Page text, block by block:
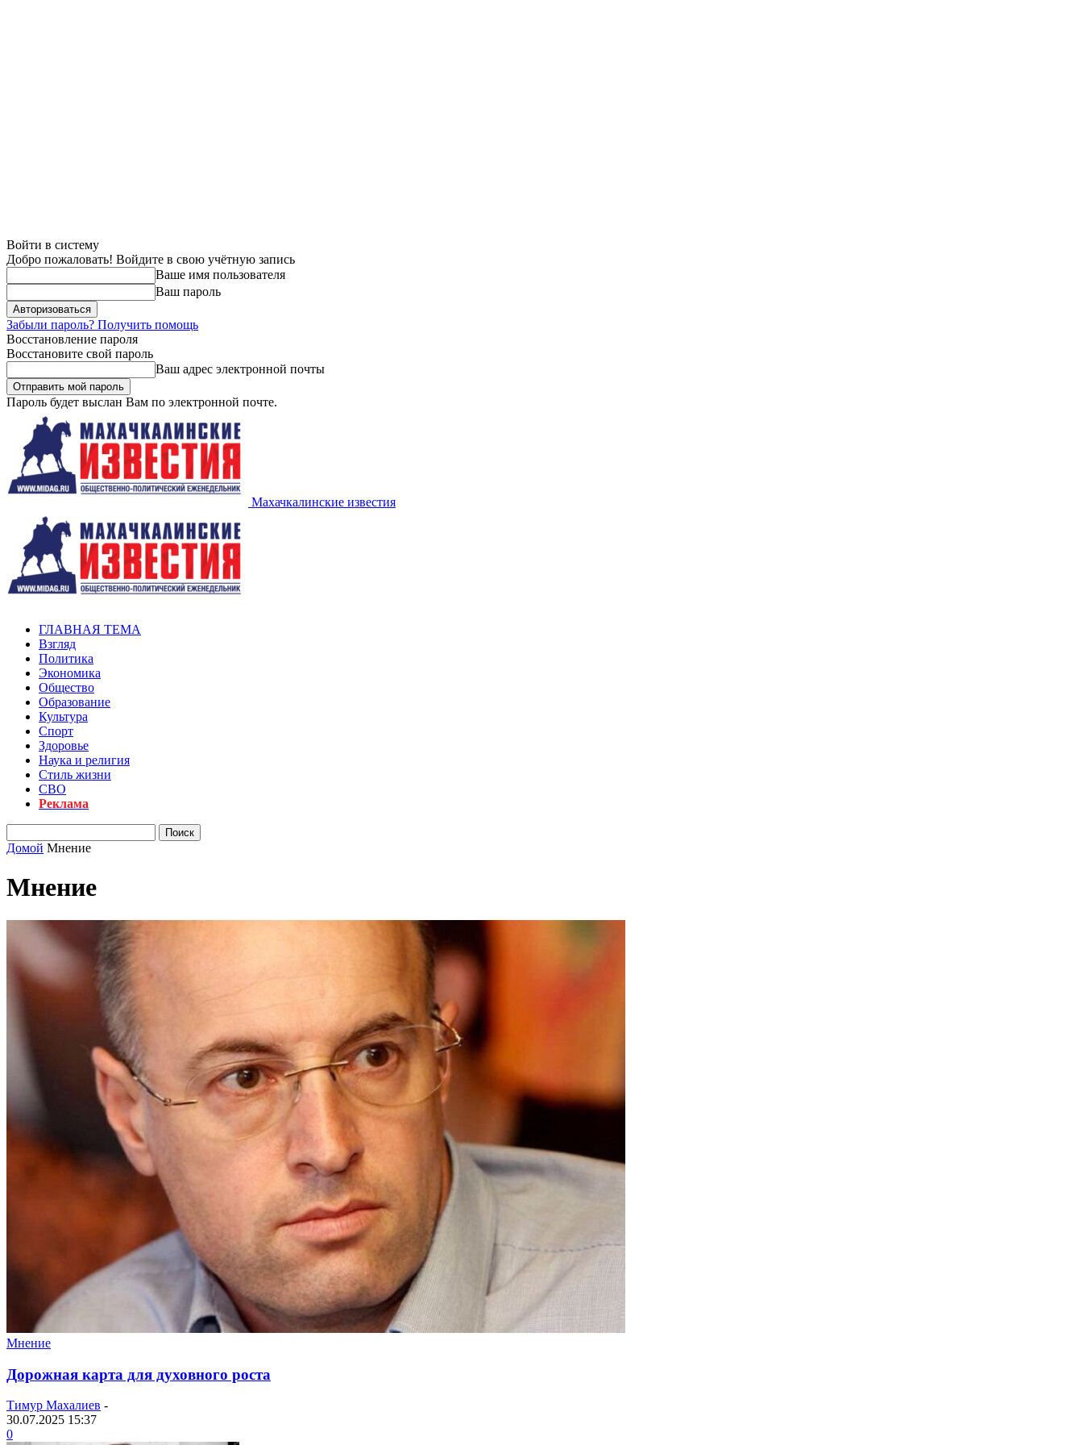
Войти в систему
Добро пожаловать! Войдите в свою учётную запись
Ваше имя пользователя
Ваш пароль
Забыли пароль? Получить помощь
Восстановление пароля
Восстановите свой пароль
Ваш адрес электронной почты
Пароль будет выслан Вам по электронной почте.
Махачкалинские известия
ГЛАВНАЯ ТЕМА
Взгляд
Политика
Экономика
Общество
Образование
Культура
Спорт
Здоровье
Наука и религия
Стиль жизни
СВО
Реклама
Домой Мнение
Мнение
Мнение
Дорожная карта для духовного роста
Тимур Махалиев -
30.07.2025 15:37
0